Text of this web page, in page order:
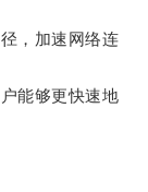
，加速网络连
能够更快速地